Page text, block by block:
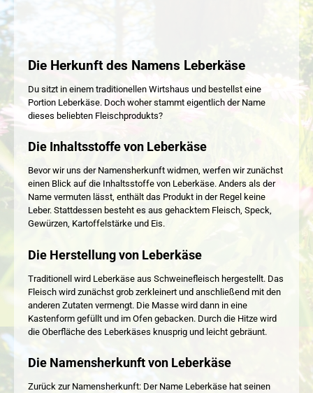
Die Herkunft des Namens Leberkäse
Du sitzt in einem traditionellen Wirtshaus und bestellst eine
Portion Leberkäse. Doch woher stammt eigentlich der Name
dieses beliebten Fleischprodukts?
Die Inhaltsstoffe von Leberkäse
Bevor wir uns der Namensherkunft widmen, werfen wir zunächst
einen Blick auf die Inhaltsstoffe von Leberkäse. Anders als der
Name vermuten lässt, enthält das Produkt in der Regel keine
Leber. Stattdessen besteht es aus gehacktem Fleisch, Speck,
Gewürzen, Kartoffelstärke und Eis.
Die Herstellung von Leberkäse
Traditionell wird Leberkäse aus Schweinefleisch hergestellt. Das
Fleisch wird zunächst grob zerkleinert und anschließend mit den
anderen Zutaten vermengt. Die Masse wird dann in eine
Kastenform gefüllt und im Ofen gebacken. Durch die Hitze wird
die Oberfläche des Leberkäses knusprig und leicht gebräunt.
Die Namensherkunft von Leberkäse
Zurück zur Namensherkunft: Der Name Leberkäse hat seinen